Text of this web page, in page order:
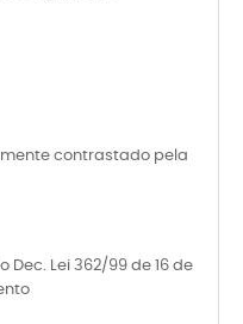
contrastado pela
Dec. Lei 362/99 de 16 de